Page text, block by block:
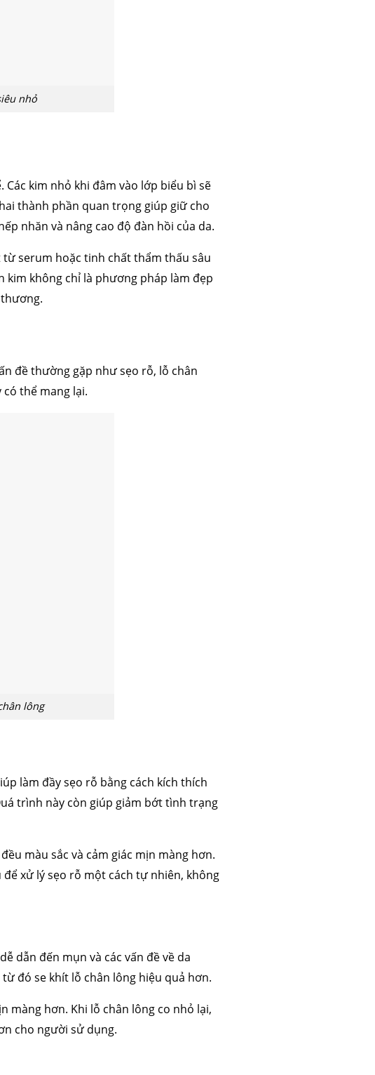
nhỏ
kim nhỏ khi đâm vào lớp biểu bì sẽ
thành phần quan trọng giúp giữ cho
nhăn và nâng cao độ đàn hồi của da.
serum hoặc tinh chất thẩm thấu sâu
kim không chỉ là phương pháp làm đẹp
đề thường gặp như sẹo rỗ, lỗ chân
thể mang lại.
lông
làm đầy sẹo rỗ bằng cách kích thích
trình này còn giúp giảm bớt tình trạng
màu sắc và cảm giác mịn màng hơn.
xử lý sẹo rỗ một cách tự nhiên, không
dẫn đến mụn và các vấn đề về da
đó se khít lỗ chân lông hiệu quả hơn.
màng hơn. Khi lỗ chân lông co nhỏ lại,
cho người sử dụng.